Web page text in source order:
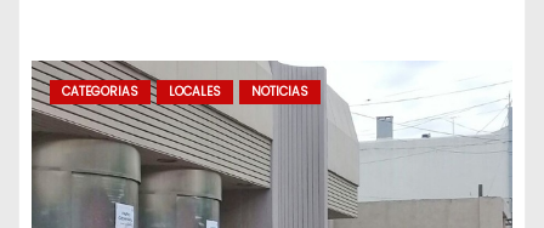
CATEGORIAS LOCALES NOTICIAS